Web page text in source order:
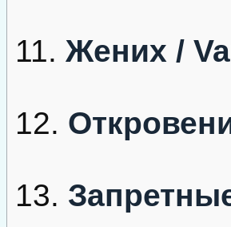
11. Жених /
12.
13.